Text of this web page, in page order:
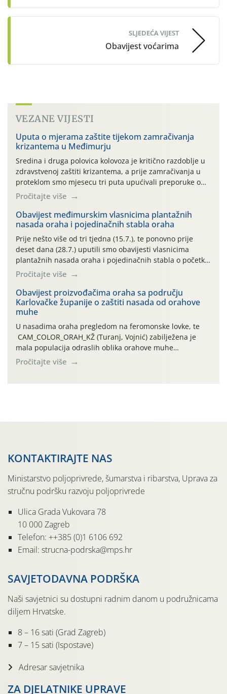
SLJEDEĆA VIJEST
Obavijest voćarima
VEZANE VIJESTI
Uputa o mjerama zaštite tijekom zamračivanja
krizantema u Međimurju
Sredina i druga polovica kolovoza je kritično razdoblje u
zdravstvenoj zaštiti krizantema, a prije zamračivanja u
proteklom smo mjesecu tri puta upućivali preporuke o
preventivnim mjerama zaštite krizantema od najčešćih
uzročnika bolesti, štetnika i fito-fagnih grinja (23.7., 14.7.,
06.7.)! Na početku ovog mjeseca je zabilježeno je
povijesno i ekstremno vruće meteorološko razdoblje, uz
najviše temperature […]
Pročitajte više
Obavijest međimurskim vlasnicima plantažnih
nasada oraha i pojedinačnih stabla oraha
Prije nešto više od tri tjedna (15.7.), te ponovno prije
deset dana (28.7.) uputili smo obavijesti vlasnicima
plantažnih nasada oraha i pojedinačnih stabla o početku
leta i ovogodišnjoj potrebi usmjerenog suzbijanja
orahove muhe (Rhagoletis completa)! Već dvanaest dana
traje drugi ovogodišnji “toplinski udar”, koji naročito
izražen zadnja šest dana (31.7.-05.8.), jer najviše
temperature zraka svakodnevno […]
Pročitajte više
Obavijest proizvođačima oraha sa području
Karlovačke županije o zaštiti nasada od orahove
muhe
U nasadima oraha pregledom na feromonske lovke, te
CAM_COLOR_ORAH_KŽ (Turanj, Vojnić) zabilježena je
mala populacija odraslih oblika orahove muhe
(Rhagoletis completa). Niska brojnost može se objasniti
činjenicom da je riječ o mladim nasadima s vrlo malim
Pročitajte više
KONTAKTIRAJTE NAS
Ministarstvo poljoprivrede, šumarstva i ribarstva, Uprava za
stručnu podršku razvoju poljoprivrede
Ulica Grada Vukovara 78
10 000 Zagreb
Telefon: ++385 (0)1 6106 692
Email: strucna-podrska@mps.hr
SAVJETODAVNA PODRŠKA
Naši savjetnici su dostupni radnim danom u podružnicama
diljem Hrvatske.
8 – 16 sati (Grad Zagreb)
7 – 15 sati (Ispostave)
Adresar savjetnika
ZA DJELATNIKE UPRAVE